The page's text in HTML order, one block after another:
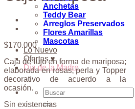
Anchetas
Teddy Bear
Arreglos Preservados
Flores Amarillas
Mascotas
Lo Nuevo
Ofertas ♥
Dia de la Madre
Buscar
por:
$170.000
Caja de lujo en forma de mariposa;
elaborada en rosas; perla y Topper
decorativo de acuerdo a la
ocasión.
Sin existencias